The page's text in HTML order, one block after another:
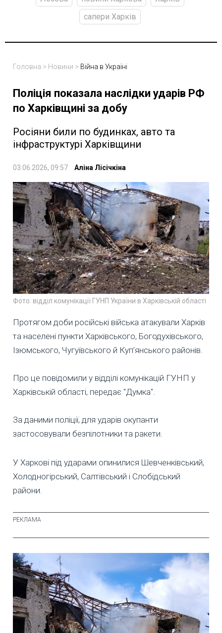
сапери Харків
Головна > Новини > Війна в Україні
Поліція показала наслідки ударів РФ
по Харківщині за добу
Росіяни били по будинках, авто та
інфраструктурі Харківщини
03.06.2026, 09:57 Аліна Лісічкіна
Фото: відділ комунікації ГУНП України в Харківській області
Протягом доби російські війська атакували Харків
та населені пункти Харківського, Богодухівського,
Ізюмського, Чугуївського й Куп’янського районів.
Про це повідомили у відділі комунікацій ГУНП у
Харківській області, передає "Думка".
За даними поліції, для ударів окупанти
застосовували безпілотники та ракети.
У Харкові під ударами опинилися Шевченківський,
Холодногірський, Салтівський і Слобідський
райони.